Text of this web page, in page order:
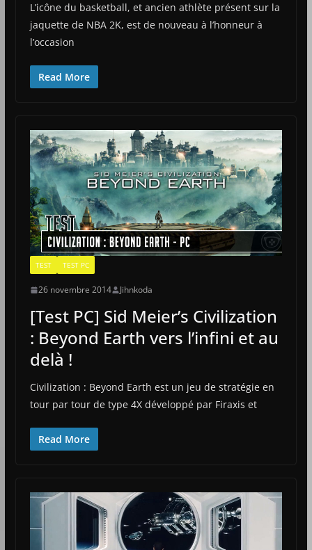
L’icône du basketball, et ancien athlète présent sur la
jaquette de NBA 2K, est de nouveau à l’honneur à
l’occasion
Read More
TEST TEST PC
26 novembre 2014 Jihnkoda
[Test PC] Sid Meier’s Civilization
: Beyond Earth vers l’infini et au
delà !
Civilization : Beyond Earth est un jeu de stratégie en
tour par tour de type 4X développé par Firaxis et
Read More